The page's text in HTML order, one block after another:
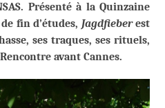
Présenté à la Quinzaine
fin d’études, Jagdfieberest
ses traques, ses rituels,
avant Cannes.